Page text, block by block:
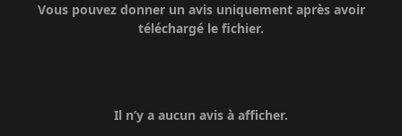
Vous pouvez donner un avis uniquement après avoir
téléchargé le fichier.
Il n’y a aucun avis à afficher.